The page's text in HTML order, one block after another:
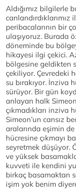
Aldığımız bilgilerle
peribacalarının bir
ulaşıyoruz. Burada
döneminde bu
hikayesi ilgi çekici.
bölgesine geldikten
çekiliyor. Çevredeki
su bırakıyor. İnziva
sürüyor. Bir gün
anlayan halk
çıkmadıkları inziva
Simeon’un cansız
aralarında eşimin
hücresine çıkmayı
seyretmek düşüyor.
ve yüksek
kuvveti ile kendini
birkaç basamaktan
işim yok benim